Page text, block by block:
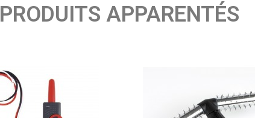
PRODUITS APPARENTÉS